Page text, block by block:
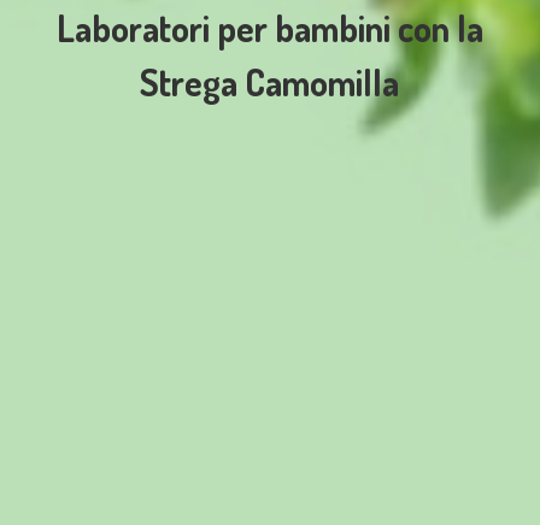
Laboratori per bambini con la
Strega Camomilla